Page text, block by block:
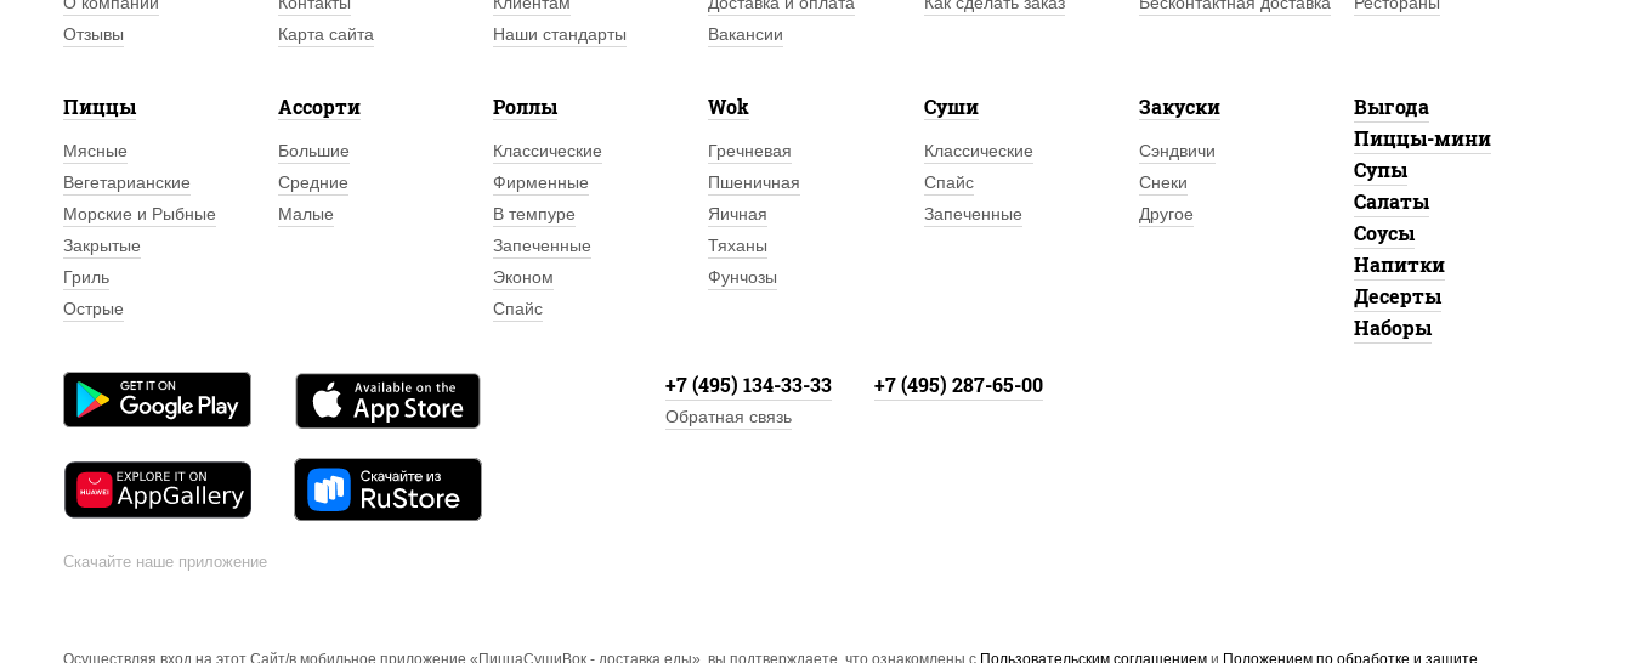
Отзывы
Карта сайта Наши стандарты Вакансии
Пиццы
Мясные
Вегетарианские
Морские и Рыбные
Закрытые
Гриль
Острые
Ассорти
Большие
Средние
Малые
Роллы
Классические
Фирменные
В темпуре
Запеченные
Эконом
Спайс
Wok
Гречневая
Пшеничная
Яичная
Тяханы
Фунчозы
Суши
Классические
Спайс
Запеченные
Закуски
Сэндвичи
Снеки
Другое
Выгода
Пиццы-мини
Супы
Салаты
Соусы
Напитки
Десерты
Наборы
Скачайте наше приложение
+7 (495) 134-33-33 +7 (495) 287-65-00
Обратная связь